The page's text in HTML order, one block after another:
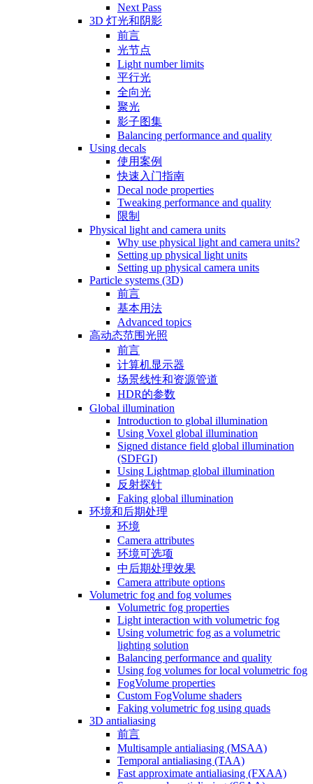
Next Pass
3D 灯光和阴影
前言
光节点
Light number limits
平行光
全向光
聚光
影子图集
Balancing performance and quality
Using decals
使用案例
快速入门指南
Decal node properties
Tweaking performance and quality
限制
Physical light and camera units
Why use physical light and camera units?
Setting up physical light units
Setting up physical camera units
Particle systems (3D)
前言
基本用法
Advanced topics
高动态范围光照
前言
计算机显示器
场景线性和资源管道
HDR的参数
Global illumination
Introduction to global illumination
Using Voxel global illumination
Signed distance field global illumination
(SDFGI)
Using Lightmap global illumination
反射探针
Faking global illumination
环境和后期处理
环境
Camera attributes
环境可选项
中后期处理效果
Camera attribute options
Volumetric fog and fog volumes
Volumetric fog properties
Light interaction with volumetric fog
Using volumetric fog as a volumetric
lighting solution
Balancing performance and quality
Using fog volumes for local volumetric fog
FogVolume properties
Custom FogVolume shaders
Faking volumetric fog using quads
3D antialiasing
前言
Multisample antialiasing (MSAA)
Temporal antialiasing (TAA)
Fast approximate antialiasing (FXAA)